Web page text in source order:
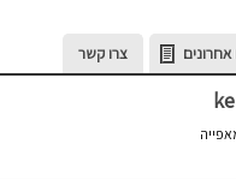
צרו קשר